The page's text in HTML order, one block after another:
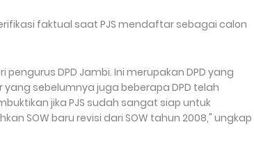
faktual saat PJS mendaftar sebagai calon
DPD Jambi. Ini merupakan DPD yang
sebelumnya juga beberapa DPD telah
jika PJS sudah sangat siap untuk
SOW baru revisi dari SOW tahun 2008," ungkap